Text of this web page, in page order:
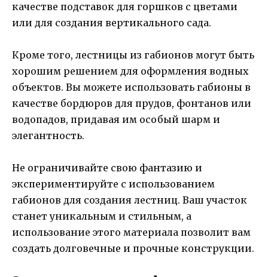
качестве подставок для горшков с цветами
или для создания вертикального сада.
Кроме того, лестницы из габионов могут быть
хорошим решением для оформления водных
объектов. Вы можете использовать габионы в
качестве бордюров для прудов, фонтанов или
водопадов, придавая им особый шарм и
элегантность.
Не ограничивайте свою фантазию и
экспериментируйте с использованием
габионов для создания лестниц. Ваш участок
станет уникальным и стильным, а
использование этого материала позволит вам
создать долговечные и прочные конструкции.